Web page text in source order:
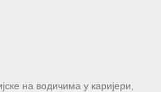
на водичима у каријери,